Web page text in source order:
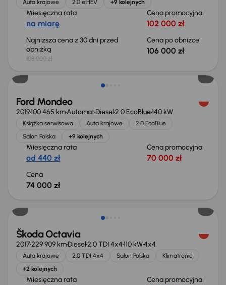
Auta krajowe
2.0 e:HEV +9 kolejnych
Miesięczna rata
na miarę
Cena promocyjna
102 000 zł
Najniższa cena z 30 dni przed
obniżką
108 000 zł
Cena po obniżce
106 000 zł
Ford Mondeo
2019100 465 kmAutomatDiesel2.0 EcoBlue140 kW
Książka serwisowa Auta krajowe
2.0 EcoBlue
Salon Polska
+9 kolejnych
Miesięczna rata
od 440 zł
Cena promocyjna
70 000 zł
Cena
74 000 zł
Škoda Octavia
2017229 909 kmDiesel2.0 TDI 4x4110 kW4x4
Auta krajowe 2.0 TDI 4x4 Salon Polska
Klimatronic
+2 kolejnych
Miesięczna rata Cena promocyjna